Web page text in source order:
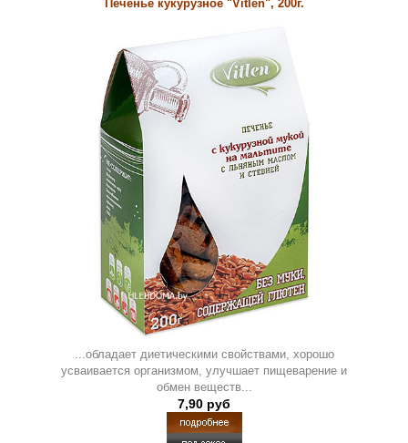
Печенье кукурузное "Vitlen", 200г.
...обладает диетическими свойствами, хорошо
усваивается организмом, улучшает пищеварение и
обмен веществ...
7,90 руб